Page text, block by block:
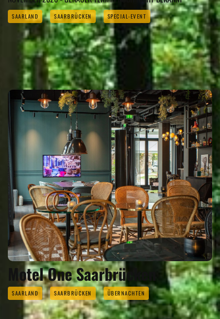
SAARLAND SAARBRÜCKEN SPECIAL-EVENT
ÜBERNACHTEN
Eigenen Eintrag kostenlos erstellen >
Motel One Saarbrücken
SAARLAND SAARBRÜCKEN ÜBERNACHTEN